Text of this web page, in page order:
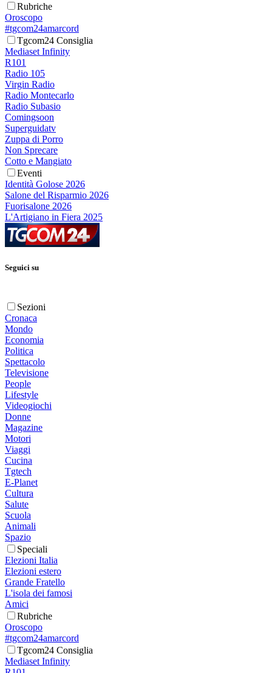
Rubriche
Oroscopo
#tgcom24amarcord
Tgcom24 Consiglia
Mediaset Infinity
R101
Radio 105
Virgin Radio
Radio Montecarlo
Radio Subasio
Comingsoon
Superguidatv
Zuppa di Porro
Non Sprecare
Cotto e Mangiato
Eventi
Identità Golose 2026
Salone del Risparmio 2026
Fuorisalone 2026
L'Artigiano in Fiera 2025
Seguici su
Sezioni
Cronaca
Mondo
Economia
Politica
Spettacolo
Televisione
People
Lifestyle
Videogiochi
Donne
Magazine
Motori
Viaggi
Cucina
Tgtech
E-Planet
Cultura
Salute
Scuola
Animali
Spazio
Speciali
Elezioni Italia
Elezioni estero
Grande Fratello
L'isola dei famosi
Amici
Rubriche
Oroscopo
#tgcom24amarcord
Tgcom24 Consiglia
Mediaset Infinity